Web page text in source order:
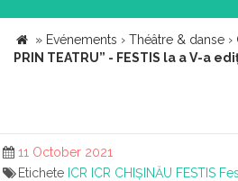
» Evénements › Théâtre & danse ›
PRIN TEATRU” - FESTIS la a V-a
11 October 2021
Etichete ICR ICR CHIȘINĂU FESTIS